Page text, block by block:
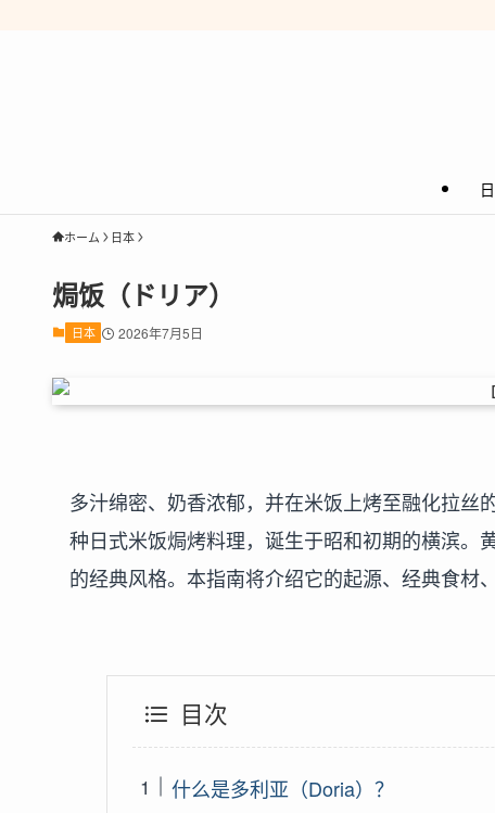
ホーム 日本
焗饭（ドリア）
日本 2026年7月5日
多汁绵密、奶香浓郁，并在米饭上烤至融化拉
种日式米饭焗烤料理，诞生于昭和初期的横滨。
的经典风格。本指南将介绍它的起源、经典食材
目次
什么是多利亚（Doria）？